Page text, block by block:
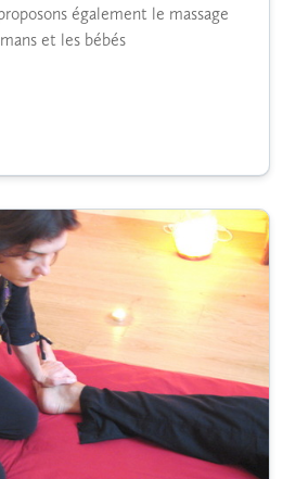
également le massage
et les bébés